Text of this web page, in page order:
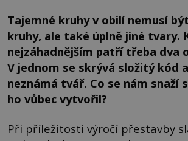
Tajemné kruhy v obilí nemusí
kruhy, ale také úplně jiné tvary.
nejzáhadnějším patří třeba dva
V jednom se skrývá složitý kód
neznámá tvář. Co se nám snaží
ho vůbec vytvořil?
Při příležitosti výročí přestavby